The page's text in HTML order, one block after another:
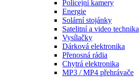
Policejní kamery
Energie
Solární stojánky
Satelitní a video technika
Vysílačky
Dárková elektronika
Přenosná rádia
Chytrá elektronika
MP3 / MP4 přehrávače